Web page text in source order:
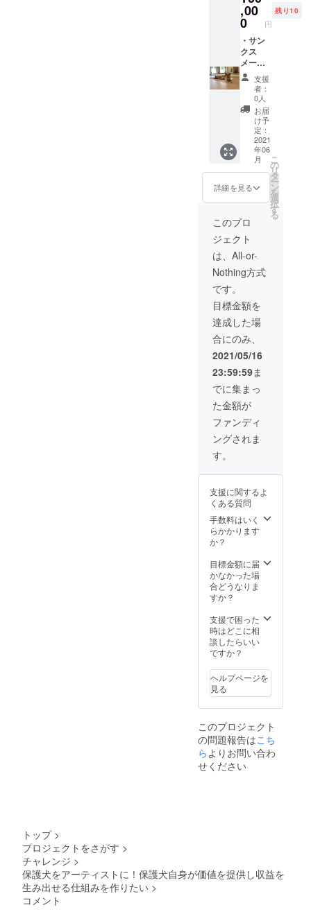
・
ZOOM
でお礼
支援し
ていた
だいた
方と
ZOOM
をお繋
ぎし、
今村が
直接お
礼を言
わせて
いただ
きま
す。
頃）
ナルマ
スク
ケース
を5個送
らせて
いただ
きま
す。 素
材 ポ
リプロ
ピレン
0.2mm
厚 寸法
（フタ
き）
タテ
110mm
205mm
・
ZOOM
でお礼
支援し
ていた
ZOOM
をお繋
ぎし、
今村が
直接お
礼を言
わせて
いただ
きま
す。
（2021
年5月
頃） ・
いるず
roomに
お名前
掲載
（ニッ
も可）
はっ
ぴーて
roomに
て支援
者の方
のお名
載させ
ていた
だきま
す（備
記載可
能なお
名前を
ご記入
くださ
,00
0 円
残り10
・サン
クス
メール
支援し
ていた
だいた
方へ感
謝の
メール
を送ら
せてい
ただき
ます。
・マス
クケー
足跡柄
オリジ
ナルマ
スク
ケース
を10個
だきま
す。 素
材 ポ
リプロ
ピレン
0.2mm
厚 寸法
（フタ
付
き）
タテ
110mm
×ヨコ
ZOOM
支援し
ていた
だいた
方と
ぎし、
今村が
直接お
いただ
きま
す。
（2021
頃） ・
はっ
ぴーて
いるず
roomに
お名前
掲載
（ニッ
クネー
者の方
支援
者：
0人
お届
け予
定：
2021
年06
月
詳細を見る
こ
の
リ
タ
ー
ン
を
選
択
す
る
このプロ
ジェクト
は、All-or-
Nothing方式
です。
目標金額を
達成した場
合にのみ、
2021/05/16
23:59:59ま
でに集まっ
た金額が
ファンディ
ングされま
す。
支援に関するよ
くある質問
手数料はいく
らかかります
か？
目標金額に届
かなかった場
合どうなりま
すか？
支援で困った
時はどこに相
談したらいい
ですか？
ヘルプページを
見る
このプロジェクト
の問題報告はこち
らよりお問い合わ
せください
トップ >
プロジェクトをさがす >
チャレンジ >
保護犬をアーティストに！保護犬自身が価値を提供し収益を
生み出せる仕組みを作りたい >
コメント